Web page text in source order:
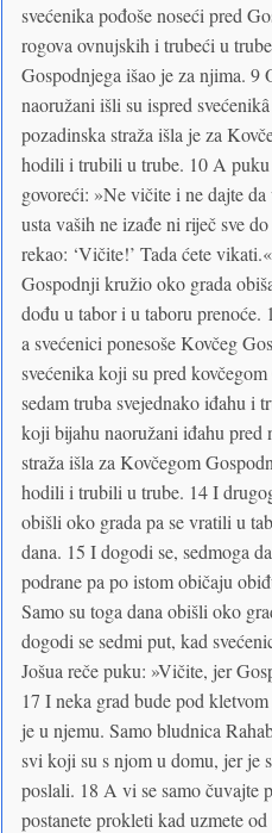
svećenika pođoše noseći pred
rogova ovnujskih i trubeći u
Gospodnjega išao je za njima. 9
naoružani išli su ispred
pozadinska straža išla je za
hodili i trubili u trube. 10 A puku
govoreći: »Ne vičite i ne dajte
usta vaših ne izađe ni riječ sve
rekao: ‘Vičite!’ Tada ćete
Gospodnji kružio oko grada
dođu u tabor i u taboru prenoće.
a svećenici ponesoše Kovčeg
svećenika koji su pred
sedam truba svejednako iđahu i
koji bijahu naoružani iđahu pred
straža išla za Kovčegom
hodili i trubili u trube. 14 I
obišli oko grada pa se vratili u
dana. 15 I dogodi se, sedmoga
podrane pa po istom običaju
Samo su toga dana obišli oko
dogodi se sedmi put, kad
Jošua reče puku: »Vičite, jer
17 I neka grad bude pod
je u njemu. Samo bludnica
svi koji su s njom u domu, jer je
poslali. 18 A vi se samo čuvajte
postanete prokleti kad uzmete